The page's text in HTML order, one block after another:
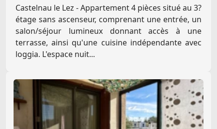
Castelnau le Lez - Appartement 4 pièces situé au 3?
étage sans ascenseur, comprenant une entrée, un
salon/séjour lumineux donnant accès à une
terrasse, ainsi qu'une cuisine indépendante avec
loggia. L'espace nuit...